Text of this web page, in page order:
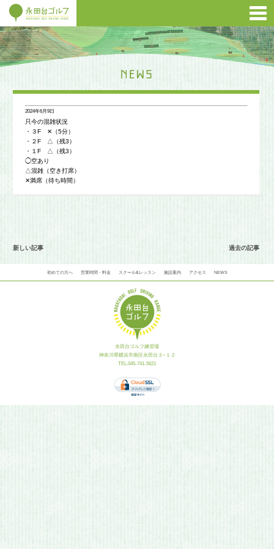
2024年6月9日
只今の混雑状況
・３F ✕（5分）
・２F △（残3）
・１F △（残3）
◯空あり
△混雑（空き打席）
✕満席（待ち時間）
新しい記事 過去の記事
初めての方へ 営業時間・料金 スクール&レッスン 施設案内 アクセス NEWS
永田台ゴルフ練習場
神奈川県横浜市南区永田台３−１２
TEL.045-741-5621